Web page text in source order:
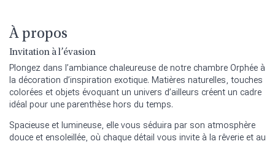
À propos
Invitation à l’évasion
Plongez dans l’ambiance chaleureuse de notre chambre Orphée à
la décoration d’inspiration exotique. Matières naturelles, touches
colorées et objets évoquant un univers d’ailleurs créent un cadre
idéal pour une parenthèse hors du temps.
Spacieuse et lumineuse, elle vous séduira par son atmosphère
douce et ensoleillée, où chaque détail vous invite à la rêverie et au